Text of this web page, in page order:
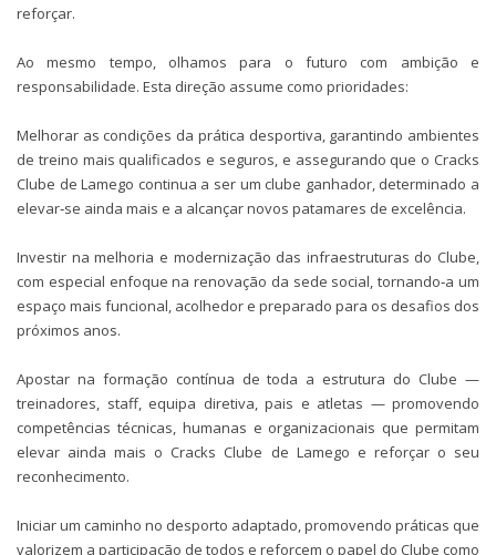
reforçar.
Ao mesmo tempo, olhamos para o futuro com ambição e
responsabilidade. Esta direção assume como prioridades:
Melhorar as condições da prática desportiva, garantindo ambientes
de treino mais qualificados e seguros, e assegurando que o Cracks
Clube de Lamego continua a ser um clube ganhador, determinado a
elevar‑se ainda mais e a alcançar novos patamares de excelência.
Investir na melhoria e modernização das infraestruturas do Clube,
com especial enfoque na renovação da sede social, tornando‑a um
espaço mais funcional, acolhedor e preparado para os desafios dos
próximos anos.
Apostar na formação contínua de toda a estrutura do Clube —
treinadores, staff, equipa diretiva, pais e atletas — promovendo
competências técnicas, humanas e organizacionais que permitam
elevar ainda mais o Cracks Clube de Lamego e reforçar o seu
reconhecimento.
Iniciar um caminho no desporto adaptado, promovendo práticas que
valorizem a participação de todos e reforcem o papel do Clube como